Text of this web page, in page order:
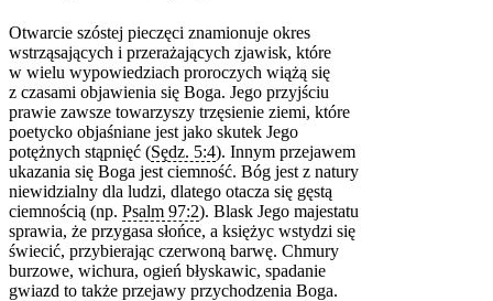
Otwarcie szóstej pieczęci znamionuje okres
wstrząsających i przerażających zjawisk, które
w wielu wypowiedziach proroczych wiążą się
z czasami objawienia się Boga. Jego przyjściu
prawie zawsze towarzyszy trzęsienie ziemi, które
poetycko objaśniane jest jako skutek Jego
potężnych stąpnięć (Sędz. 5:4). Innym przejawem
ukazania się Boga jest ciemność. Bóg jest z natury
niewidzialny dla ludzi, dlatego otacza się gęstą
ciemnością (np. Psalm 97:2). Blask Jego majestatu
sprawia, że przygasa słońce, a księżyc wstydzi się
świecić, przybierając czerwoną barwę. Chmury
burzowe, wichura, ogień błyskawic, spadanie
gwiazd to także przejawy przychodzenia Boga.